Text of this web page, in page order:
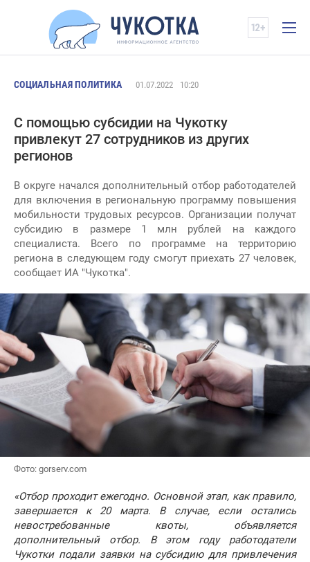
СОЦИАЛЬНАЯ ПОЛИТИКА 01.07.2022 10:20
С помощью субсидии на Чукотку
привлекут 27 сотрудников из других
регионов
В округе начался дополнительный отбор работодателей
для включения в региональную программу повышения
мобильности трудовых ресурсов. Организации получат
субсидию в размере 1 млн рублей на каждого
специалиста. Всего по программе на территорию
региона в следующем году смогут приехать 27 человек,
сообщает ИА "Чукотка".
Фото: gorserv.com
«Отбор проходит ежегодно. Основной этап, как правило,
завершается к 20 марта. В случае, если остались
невостребованные квоты, объявляется
дополнительный отбор. В этом году работодатели
Чукотки подали заявки на субсидию для привлечения